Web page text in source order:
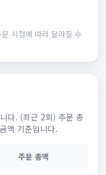
시점에 따라 달라질 수
다. (최근 2회) 주문 총
액 기준입니다.
주문 총액